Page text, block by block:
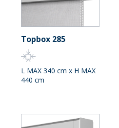
Topbox 285
L MAX 340 cm x H MAX
440 cm